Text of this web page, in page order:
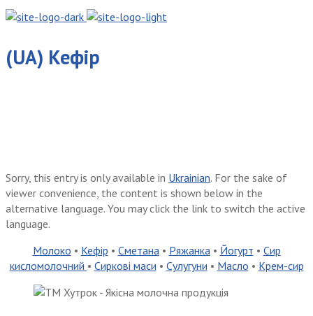
(UA) Кефір
Sorry, this entry is only available in Ukrainian. For the sake of
viewer convenience, the content is shown below in the
alternative language. You may click the link to switch the active
language.
Молоко • Кефір • Сметана• Ряжанка• Йогурт • Сир
кисломолочний • Сиркові маси • Сулугуни • Масло • Крем-сир